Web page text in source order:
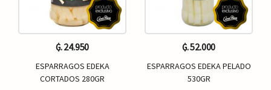
₲. 24.950
ESPARRAGOS EDEKA
CORTADOS 280GR
₲. 52.000
ESPARRAGOS EDEKA PELADO
530GR